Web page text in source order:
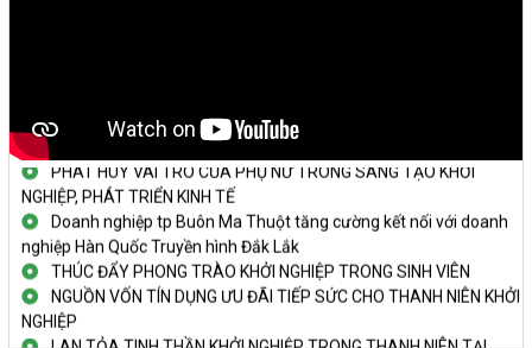
TẬP THỂ
PHÁT HUY VAI TRÒ CỦA PHỤ NỮ TRONG SÁNG TẠO KHỞI
NGHIỆP, PHÁT TRIỂN KINH TẾ
Doanh nghiệp tp Buôn Ma Thuột tăng cường kết nối với doanh
nghiệp Hàn Quốc Truyền hình Đắk Lắk
THÚC ĐẨY PHONG TRÀO KHỞI NGHIỆP TRONG SINH VIÊN
NGUỒN VỐN TÍN DỤNG ƯU ĐÃI TIẾP SỨC CHO THANH NIÊN KHỞI
NGHIỆP
LAN TỎA TINH THẦN KHỞI NGHIỆP TRONG THANH NIÊN TẠI